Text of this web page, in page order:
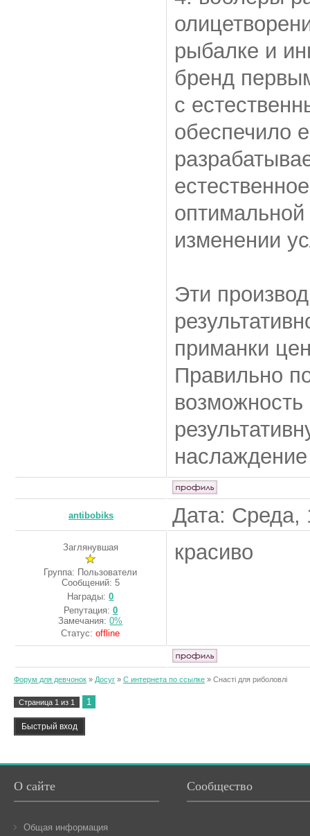
рыбалке и
бренд
с
обеспечило
изменении
Эти
приманки
Правильно
antibobiks Дата: Среда,
Заглянувшая
Группа: Пользователи
Сообщений: 5
Награды:0
Репутация: 0
Замечания:0%
Статус:offline
красиво
Форум для девчонок » Досуг » С интернета по ссылке » Снасті для риболовлі
Страница 1 из 1 1
О сайте
Общая информация
Сообщество